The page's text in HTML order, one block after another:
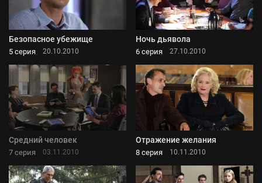
Безопасное убежище
5 серия 20.10.2010
Ночь дьявола
6 серия 27.10.2010
Средний человек
7 серия 03.11.2010
Отражение желания
8 серия 10.11.2010